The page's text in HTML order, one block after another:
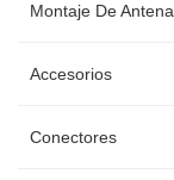
Montaje De Antena
Accesorios
Conectores